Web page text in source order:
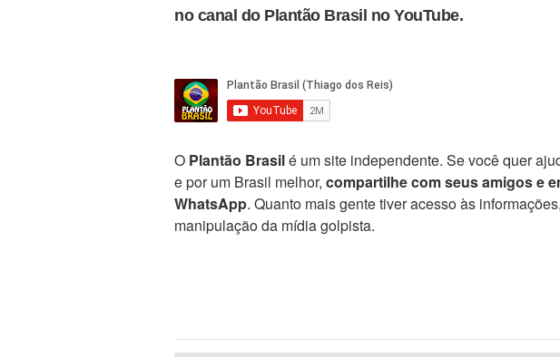
no canal do Plantão Brasil no YouTube.
O Plantão Brasilé um site independente. Se você quer
e por um Brasil melhor, compartilhe com seus amigos e
WhatsApp. Quanto mais gente tiver acesso às
manipulação da mídia golpista.